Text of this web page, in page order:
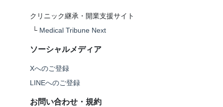
クリニック継承・開業支援サイト
└ Medical Tribune Next
ソーシャルメディア
Xへのご登録
LINEへのご登録
お問い合わせ・規約